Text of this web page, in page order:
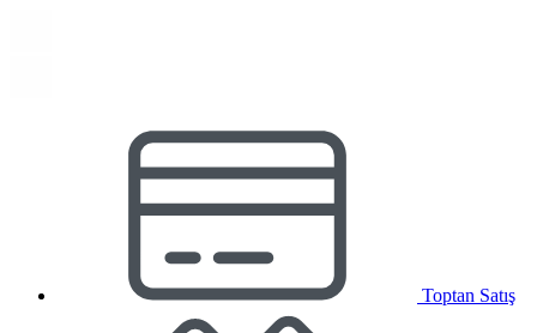
Toptan Satış